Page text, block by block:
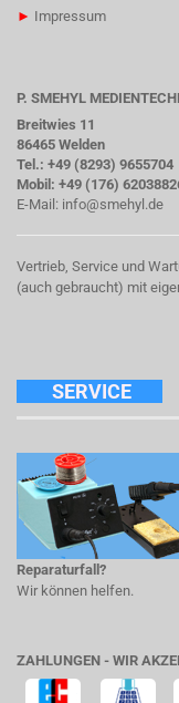
► Impressum
P. SMEHYL
Breitwies 11
86465 Welden
Tel.: +49 (8293) 9655704
Mobil: +49 (176)
E-Mail: info@smehyl.de
Vertrieb, Service und
(auch gebraucht) mit
SERVICE
Reparaturfall?
Wir können helfen.
ZAHLUNGEN - WIR